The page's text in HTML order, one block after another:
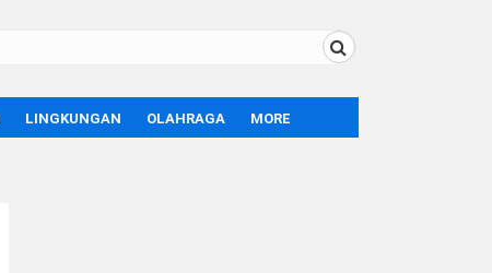
LINGKUNGAN OLAHRAGA MORE